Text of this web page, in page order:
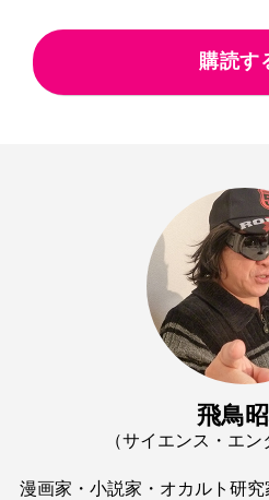
購読す
飛鳥
（サイエンス・エン
漫画家・小説家・オカルト研